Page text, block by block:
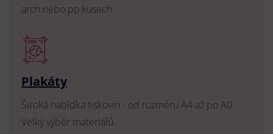
arch nebo po kusech.
Plakáty
Široká nabídka tiskovin - od rozměru A4 až po A0.
Velký výběr materiálů.